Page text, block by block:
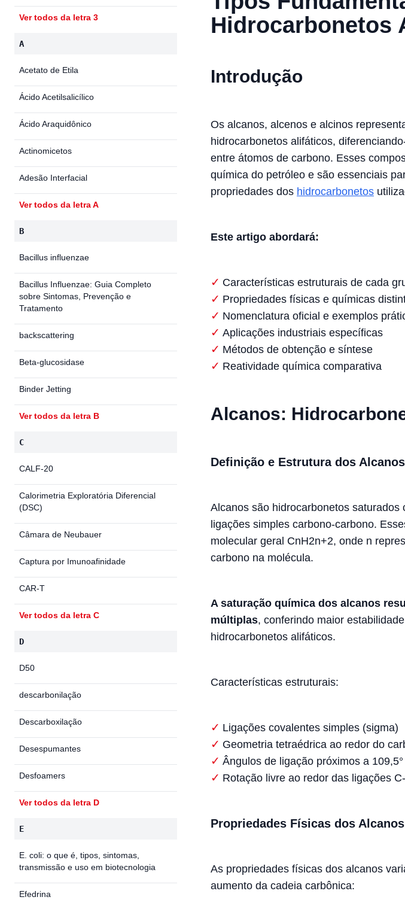
Hidrocarbonetos
Introdução
Os alcanos, alcenos e alcinos
hidrocarbonetos alifáticos,
entre átomos de carbono. Esses
química do petróleo e são essenciais
propriedades dos hidrocarbonetos
Este artigo abordará:
Características estruturais de cada
Propriedades físicas e químicas
Nomenclatura oficial e exemplos
Aplicações industriais específicas
Métodos de obtenção e síntese
Reatividade química comparativa
Alcanos:
Definição e Estrutura dos Alcanos
Alcanos são hidrocarbonetos
ligações simples carbono-carbono.
molecular geral CnH2n+2, onde n
carbono na molécula.
A saturação química dos alcanos
múltiplas, conferindo maior
hidrocarbonetos alifáticos.
Características estruturais:
Ligações covalentes simples (sigma)
Geometria tetraédrica ao redor do
Ângulos de ligação próximos a 109,5°
Rotação livre ao redor das ligações
Propriedades Físicas dos Alcanos
As propriedades físicas dos alcanos
aumento da cadeia carbônica:
Ver todos da letra 3
A
Acetato de Etila
Ácido Acetilsalicílico
Ácido Araquidônico
Actinomicetos
Adesão Interfacial
Ver todos da letra A
B
Bacillus influenzae
Bacillus Influenzae: Guia Completo
sobre Sintomas, Prevenção e
Tratamento
backscattering
Beta-glucosidase
Binder Jetting
Ver todos da letra B
C
CALF-20
Calorimetria Exploratória Diferencial
(DSC)
Câmara de Neubauer
Captura por Imunoafinidade
CAR-T
Ver todos da letra C
D
D50
descarbonilação
Descarboxilação
Desespumantes
Desfoamers
Ver todos da letra D
E
E. coli: o que é, tipos, sintomas,
transmissão e uso em biotecnologia
Efedrina